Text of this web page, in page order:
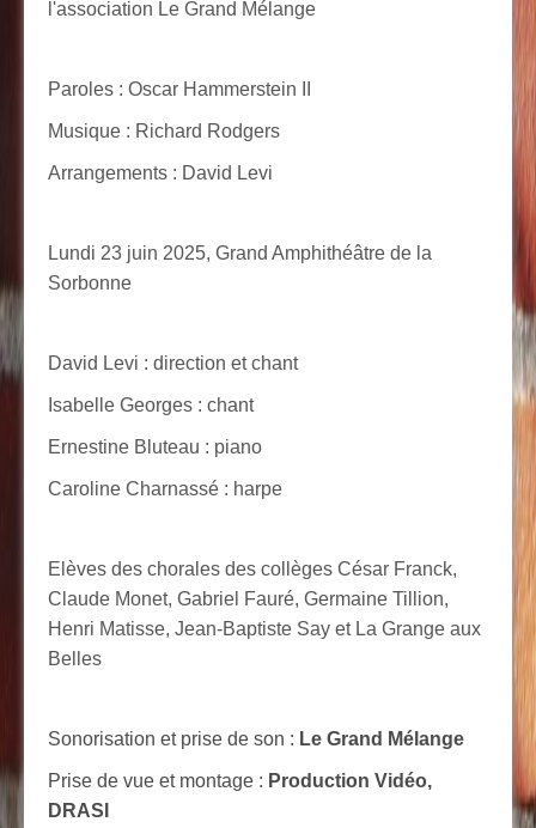
l'association Le Grand Mélange
Paroles : Oscar Hammerstein II
Musique : Richard Rodgers
Arrangements : David Levi
Lundi 23 juin 2025, Grand Amphithéâtre de la
Sorbonne
David Levi : direction et chant
Isabelle Georges : chant
Ernestine Bluteau : piano
Caroline Charnassé : harpe
Elèves des chorales des collèges César Franck,
Claude Monet, Gabriel Fauré, Germaine Tillion,
Henri Matisse, Jean-Baptiste Say et La Grange aux
Belles
Sonorisation et prise de son : Le Grand Mélange
Prise de vue et montage : Production Vidéo,
DRASI